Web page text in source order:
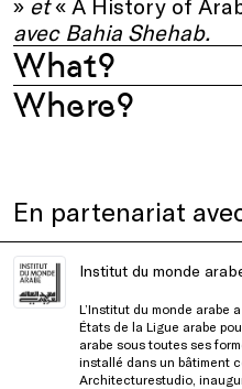
» et« A History of
avec Bahia Shehab.
What?
Where?
En partenariat
Institut du monde
L’Institut du monde arabe
États de la Ligue arabe
arabe sous toutes ses
installé dans un bâtiment
Architecturestudio,